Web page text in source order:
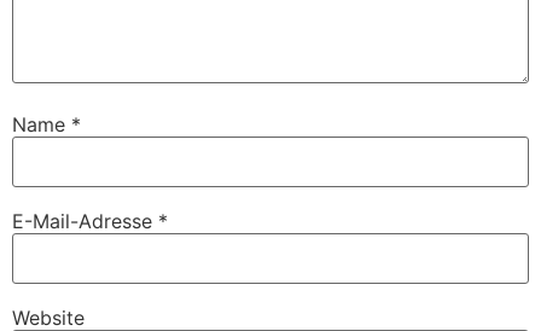
Name *
E-Mail-Adresse *
Website